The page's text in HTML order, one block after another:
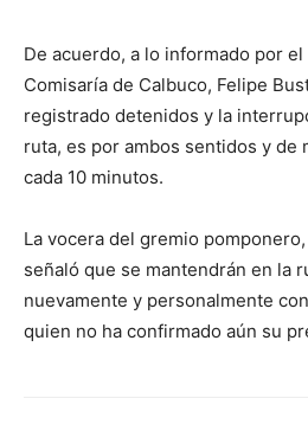
De acuerdo, a lo informado por
Comisaría de Calbuco, Felipe
registrado detenidos y la
ruta, es por ambos sentidos y de
cada 10 minutos.
La vocera del gremio
señaló que se mantendrán en la
nuevamente y personalmente
quien no ha confirmado aún su